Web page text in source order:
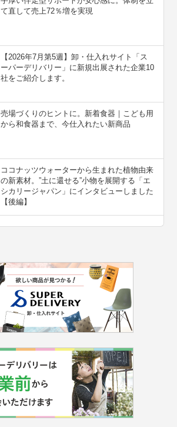
て直して売上72％増を実現
【2026年7月第5週】卸・仕入れサイト「ス
ーパーデリバリー」に新規出展された企業10
社をご紹介します。
売場づくりのヒントに。新着食器｜こども用
から和食器まで、今仕入れたい新商品
ココナッツウォーターから生まれた植物由来
の新素材。”⼟に還せる”小物を展開する「エ
シカリージャパン」にインタビューしました
【後編】